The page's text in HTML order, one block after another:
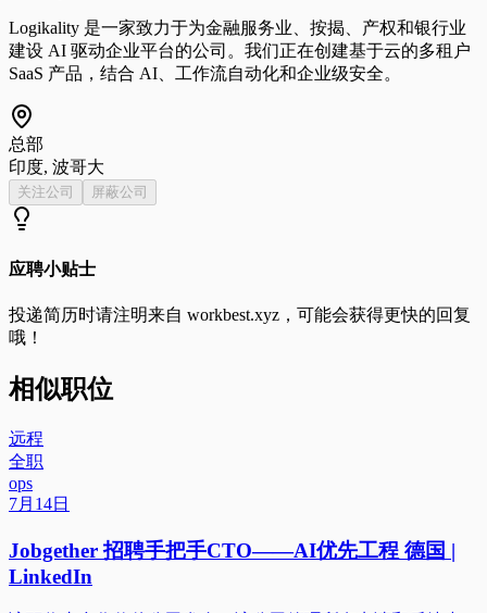
Logikality 是一家致力于为金融服务业、按揭、产权和银行业
建设 AI 驱动企业平台的公司。我们正在创建基于云的多租户
SaaS 产品，结合 AI、工作流自动化和企业级安全。
总部
印度, 波哥大
关注公司 屏蔽公司
应聘小贴士
投递简历时请注明来自 workbest.xyz ，可能会获得更快的回复
哦！
相似职位
远程
全职
ops
7月14日
Jobgether 招聘手把手CTO——AI优先工程 德国 |
LinkedIn